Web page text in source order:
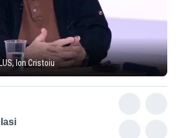
Ion Cristoiu